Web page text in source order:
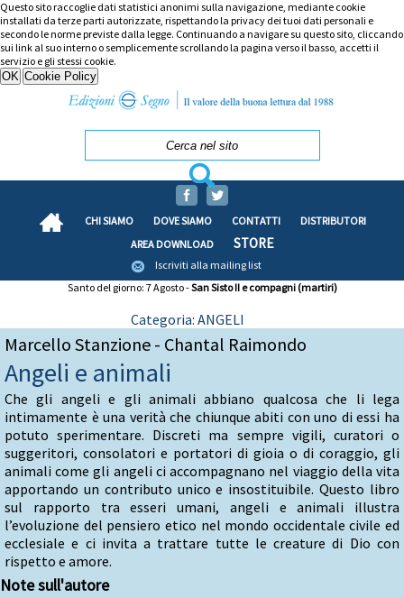
Questo sito raccoglie dati statistici anonimi sulla navigazione, mediante cookie
installati da terze parti autorizzate, rispettando la privacy dei tuoi dati personali e
secondo le norme previste dalla legge. Continuando a navigare su questo sito, cliccando
sui link al suo interno o semplicemente scrollando la pagina verso il basso, accetti il
servizio e gli stessi cookie.
CHI SIAMO DOVE SIAMO CONTATTI
DISTRIBUTORI
AREA DOWNLOAD
STORE
Iscriviti alla mailing list
Santo del giorno: 7 Agosto -San Sisto II e compagni (martiri)
Categoria: ANGELI
Marcello Stanzione - Chantal Raimondo
Angeli e animali
Che gli angeli e gli animali abbiano qualcosa che li lega
intimamente è una verità che chiunque abiti con uno di essi ha
potuto sperimentare. Discreti ma sempre vigili, curatori o
suggeritori, consolatori e portatori di gioia o di coraggio, gli
animali come gli angeli ci accompagnano nel viaggio della vita
apportando un contributo unico e insostituibile. Questo libro
sul rapporto tra esseri umani, angeli e animali illustra
l’evoluzione del pensiero etico nel mondo occidentale civile ed
ecclesiale e ci invita a trattare tutte le creature di Dio con
rispetto e amore.
Note sull'autore